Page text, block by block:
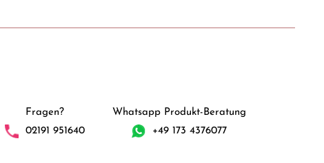
Fragen?
02191 951640
Whatsapp Produkt-Beratung
+49 173 4376077